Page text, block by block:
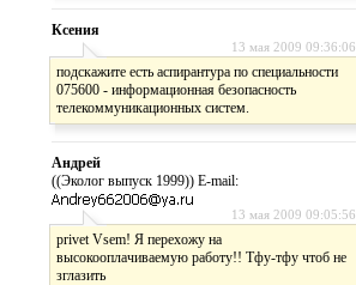
Ксения
13 мая 2009 09:36:06
подскажите есть аспирантура по специальности
075600 - информационная безопасность
телекоммуникационных систем.
Андрей
((Эколог выпуск 1999)) E-mail:
13 мая 2009 09:05:56
privet Vsem! Я перехожу на
высокооплачиваемую работу!! Тфу-тфу чтоб не
зглазить